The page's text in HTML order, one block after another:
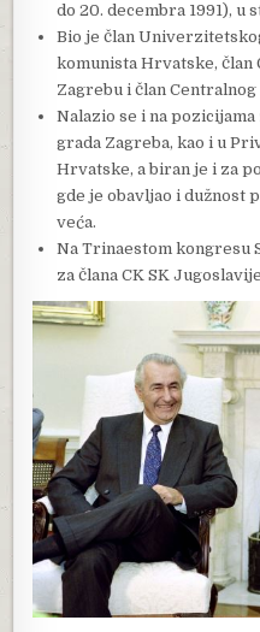
do 20. decembra 1991), u
Bio je član
komunista Hrvatske, član
Zagrebu i član
Nalazio se i na
grada Zagreba, kao i u
Hrvatske, a biran je i za
gde je obavljao i dužnost
veća.
Na Trinaestom kongresu
za člana CK SK